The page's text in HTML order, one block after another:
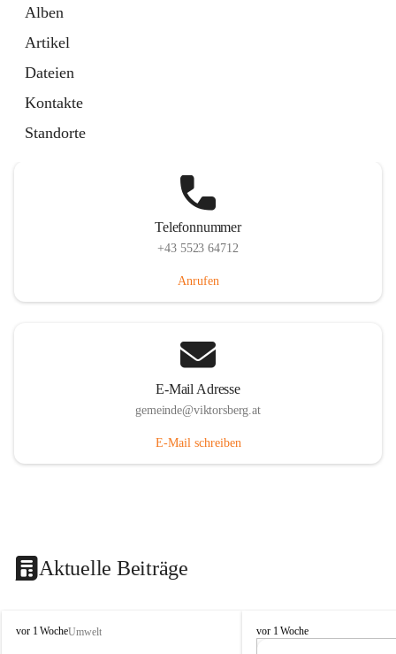
Alben
Artikel
Dateien
Kontakte
Standorte
Telefonnummer
+43 5523 64712
Anrufen
E-Mail Adresse
gemeinde@viktorsberg.at
E-Mail schreiben
Aktuelle Beiträge
V
vor 1 WocheUmwelt
V
vor 1 Woche